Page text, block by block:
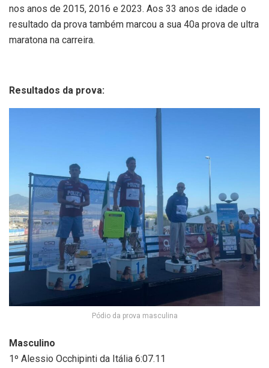
nos anos de 2015, 2016 e 2023. Aos 33 anos de idade o
resultado da prova também marcou a sua 40a prova de ultra
maratona na carreira.
Resultados da prova:
Pódio da prova masculina
Masculino
1º Alessio Occhipinti da Itália 6:07.11